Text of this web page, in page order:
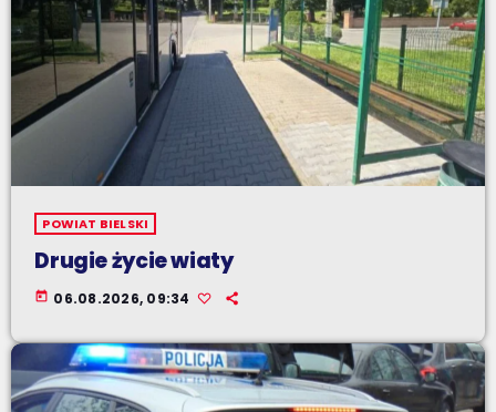
POWIAT BIELSKI
Drugie życie wiaty
today 06.08.2026, 09:34